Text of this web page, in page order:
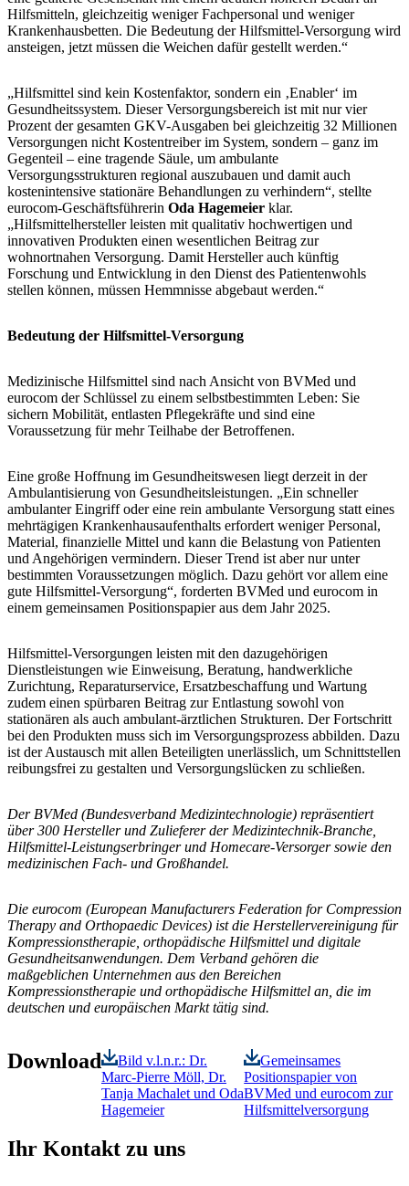
Hilfsmitteln, gleichzeitig weniger Fachpersonal und weniger
Krankenhausbetten. Die Bedeutung der Hilfsmittel-Versorgung wird
ansteigen, jetzt müssen die Weichen dafür gestellt werden.“
„Hilfsmittel sind kein Kostenfaktor, sondern ein ‚Enabler‘ im
Gesundheitssystem. Dieser Versorgungsbereich ist mit nur vier
Prozent der gesamten GKV-Ausgaben bei gleichzeitig 32 Millionen
Versorgungen nicht Kostentreiber im System, sondern – ganz im
Gegenteil – eine tragende Säule, um ambulante
Versorgungsstrukturen regional auszubauen und damit auch
kostenintensive stationäre Behandlungen zu verhindern“, stellte
eurocom-Geschäftsführerin Oda Hagemeier klar.
„Hilfsmittelhersteller leisten mit qualitativ hochwertigen und
innovativen Produkten einen wesentlichen Beitrag zur
wohnortnahen Versorgung. Damit Hersteller auch künftig
Forschung und Entwicklung in den Dienst des Patientenwohls
stellen können, müssen Hemmnisse abgebaut werden.“
Bedeutung der Hilfsmittel-Versorgung
Medizinische Hilfsmittel sind nach Ansicht von BVMed und
eurocom der Schlüssel zu einem selbstbestimmten Leben: Sie
sichern Mobilität, entlasten Pflegekräfte und sind eine
Voraussetzung für mehr Teilhabe der Betroffenen.
Eine große Hoffnung im Gesundheitswesen liegt derzeit in der
Ambulantisierung von Gesundheitsleistungen. „Ein schneller
ambulanter Eingriff oder eine rein ambulante Versorgung statt eines
mehrtägigen Krankenhausaufenthalts erfordert weniger Personal,
Material, finanzielle Mittel und kann die Belastung von Patienten
und Angehörigen vermindern. Dieser Trend ist aber nur unter
bestimmten Voraussetzungen möglich. Dazu gehört vor allem eine
gute Hilfsmittel-Versorgung“, forderten BVMed und eurocom in
einem gemeinsamen Positionspapier aus dem Jahr 2025.
Hilfsmittel-Versorgungen leisten mit den dazugehörigen
Dienstleistungen wie Einweisung, Beratung, handwerkliche
Zurichtung, Reparaturservice, Ersatzbeschaffung und Wartung
zudem einen spürbaren Beitrag zur Entlastung sowohl von
stationären als auch ambulant-ärztlichen Strukturen. Der Fortschritt
bei den Produkten muss sich im Versorgungsprozess abbilden. Dazu
ist der Austausch mit allen Beteiligten unerlässlich, um Schnittstellen
reibungsfrei zu gestalten und Versorgungslücken zu schließen.
Der BVMed (Bundesverband Medizintechnologie) repräsentiert
über 300 Hersteller und Zulieferer der Medizintechnik-Branche,
Hilfsmittel-Leistungserbringer und Homecare-Versorger sowie den
medizinischen Fach- und Großhandel.
Die eurocom (European Manufacturers Federation for Compression
Therapy and Orthopaedic Devices) ist die Herstellervereinigung für
Kompressionstherapie, orthopädische Hilfsmittel und digitale
Gesundheitsanwendungen. Dem Verband gehören die
maßgeblichen Unternehmen aus den Bereichen
Kompressionstherapie und orthopädische Hilfsmittel an, die im
deutschen und europäischen Markt tätig sind.
Download
Bild v.l.n.r.: Dr.
Marc-Pierre Möll, Dr.
Tanja Machalet und Oda
Hagemeier
Gemeinsames
Positionspapier von
BVMed und eurocom zur
Hilfsmittelversorgung
Ihr Kontakt zu uns